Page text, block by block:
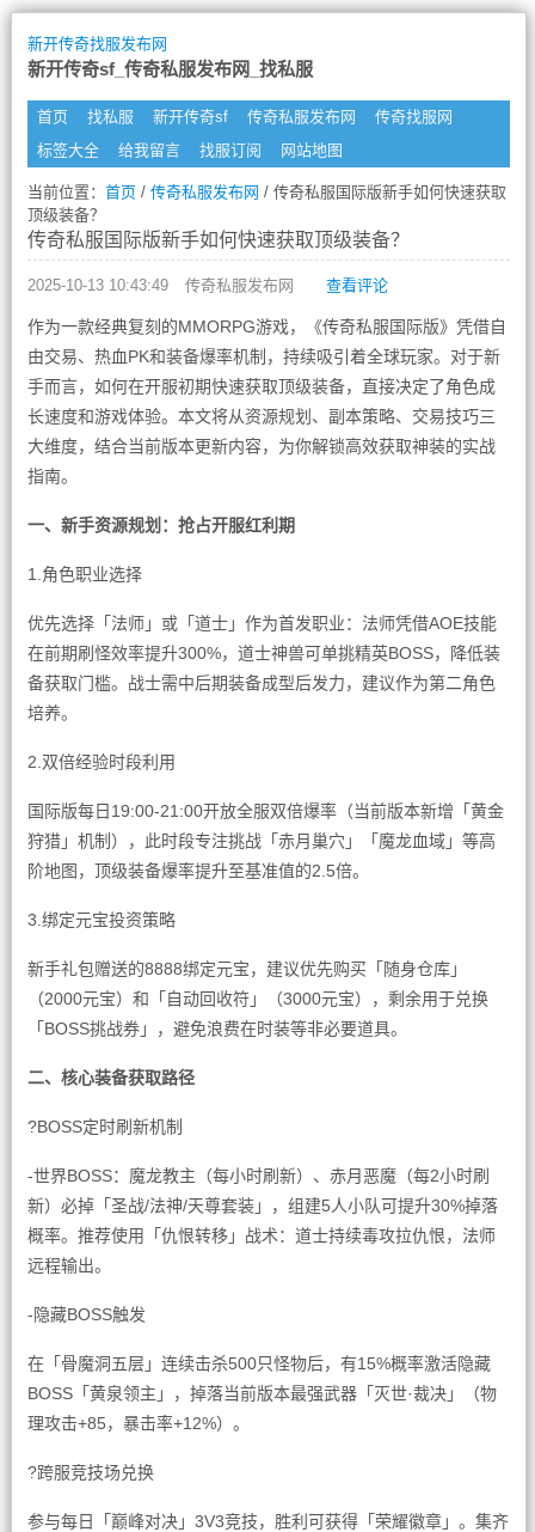
新开传奇找服发布网
新开传奇sf_传奇私服发布网_找私服
首页 找私服 新开传奇sf 传奇私服发布网
传奇找服网
标签大全
给我留言 找服订阅 网站地图
当前位置： 首页/ 传奇私服发布网 / 传奇私服国际版新手如何快速获取
顶级装备？
传奇私服国际版新手如何快速获取顶级装备？
2025-10-13 10:43:49 传奇私服发布网 查看评论
作为一款经典复刻的MMORPG游戏，《传奇私服国际版》凭借自
由交易、热血PK和装备爆率机制，持续吸引着全球玩家。对于新
手而言，如何在开服初期快速获取顶级装备，直接决定了角色成
长速度和游戏体验。本文将从资源规划、副本策略、交易技巧三
大维度，结合当前版本更新内容，为你解锁高效获取神装的实战
指南。
一、新手资源规划：抢占开服红利期
1.角色职业选择
优先选择「法师」或「道士」作为首发职业：法师凭借AOE技能
在前期刷怪效率提升300%，道士神兽可单挑精英BOSS，降低装
备获取门槛。战士需中后期装备成型后发力，建议作为第二角色
培养。
2.双倍经验时段利用
国际版每日19:00-21:00开放全服双倍爆率（当前版本新增「黄金
狩猎」机制），此时段专注挑战「赤月巢穴」「魔龙血域」等高
阶地图，顶级装备爆率提升至基准值的2.5倍。
3.绑定元宝投资策略
新手礼包赠送的8888绑定元宝，建议优先购买「随身仓库」
（2000元宝）和「自动回收符」（3000元宝），剩余用于兑换
「BOSS挑战券」，避免浪费在时装等非必要道具。
二、核心装备获取路径
?BOSS定时刷新机制
-世界BOSS：魔龙教主（每小时刷新）、赤月恶魔（每2小时刷
新）必掉「圣战/法神/天尊套装」，组建5人小队可提升30%掉落
概率。推荐使用「仇恨转移」战术：道士持续毒攻拉仇恨，法师
远程输出。
-隐藏BOSS触发
在「骨魔洞五层」连续击杀500只怪物后，有15%概率激活隐藏
BOSS「黄泉领主」，掉落当前版本最强武器「灭世·裁决」（物
理攻击+85，暴击率+12%）。
?跨服竞技场兑换
参与每日「巅峰对决」3V3竞技，胜利可获得「荣耀徽章」。集齐